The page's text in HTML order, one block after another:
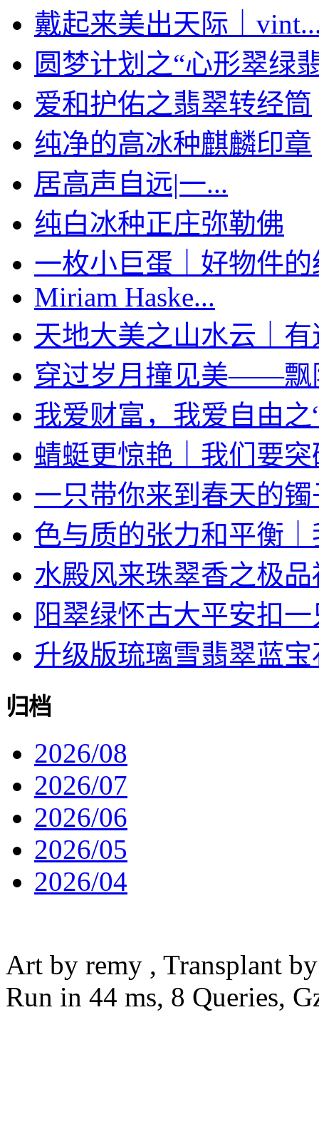
戴起来美出天际｜
圆梦计划之“心形翠绿
爱和护佑之翡翠转经筒
纯净的高冰种麒麟印章
居高声自远|一...
纯白冰种正庄弥勒佛
一枚小巨蛋｜好物件的
Miriam Haske...
天地大美之山水云｜有
穿过岁月撞见美——飘
我爱财富，我爱自由之
蜻蜓更惊艳｜我们要突
一只带你来到春天的镯
色与质的张力和平衡｜
水殿风来珠翠香之极品
阳翠绿怀古大平安扣一
升级版琉璃雪翡翠蓝宝
归档
2026/08
2026/07
2026/06
2026/05
2026/04
Art by remy , Transplant
Run in 44 ms, 8 Queries,